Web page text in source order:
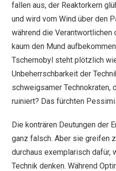
fallen aus, der Reaktorkern
und wird vom Wind über den
während die Verantwortlichen
kaum den Mund
Tschernobyl steht plötzlich
Unbeherrschbarkeit der
schweigsamer Technokraten,
ruiniert? Das fürchten
Die konträren Deutungen der
ganz falsch. Aber sie greifen
durchaus exemplarisch dafür,
Technik denken. Während